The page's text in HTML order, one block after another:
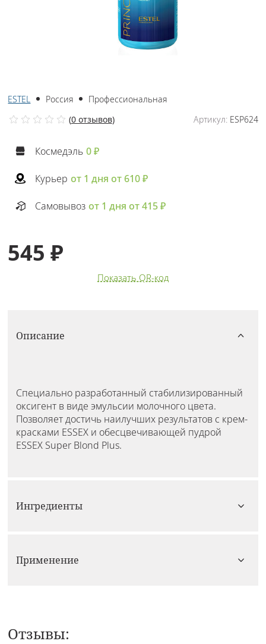
ESTEL Россия
Профессиональная
Артикул:ESP624
(0 отзывов)
Космедэль 0 ₽
Курьер от 1 дня от 610 ₽
Самовывоз от 1 дня от 415 ₽
545 ₽
Показать QR-код
Описание
Специально разработанный стабилизированный
оксигент в виде эмульсии молочного цвета.
Позволяет достичь наилучших результатов с крем-
красками ESSEX и обесцвечивающей пудрой
ESSEX Super Blond Plus.
Ингредиенты
Применение
Отзывы: